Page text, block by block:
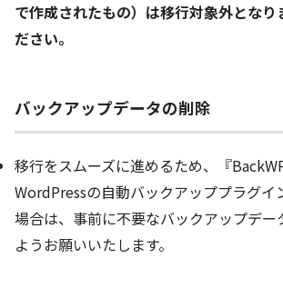
で作成されたもの）は移行対象外となり
ださい。
バックアップデータの削除
移行をスムーズに進めるため、『
WordPressの自動バックアッププラグイ
場合は、事前に不要なバックアップデー
ようお願いいたします。